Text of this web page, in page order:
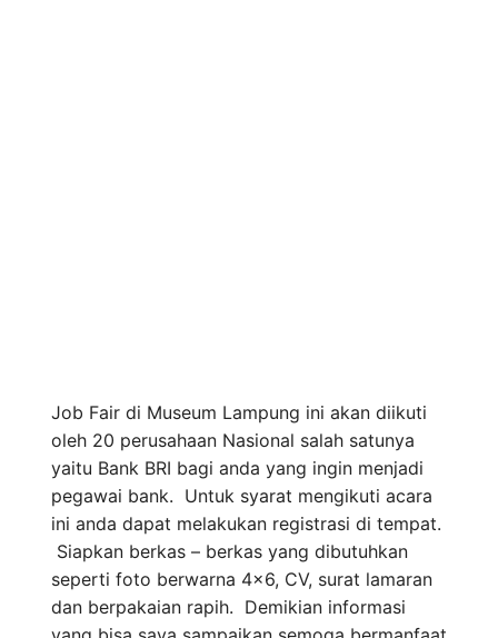
Job Fair di Museum Lampung ini akan diikuti
oleh 20 perusahaan Nasional salah satunya
yaitu Bank BRI bagi anda yang ingin menjadi
pegawai bank. Untuk syarat mengikuti acara
ini anda dapat melakukan registrasi di tempat.
Siapkan berkas – berkas yang dibutuhkan
seperti foto berwarna 4×6, CV, surat lamaran
dan berpakaian rapih. Demikian informasi